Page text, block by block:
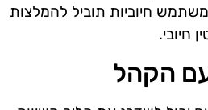
חיוביות תוביל להמלצות
חיובי.
הקהל